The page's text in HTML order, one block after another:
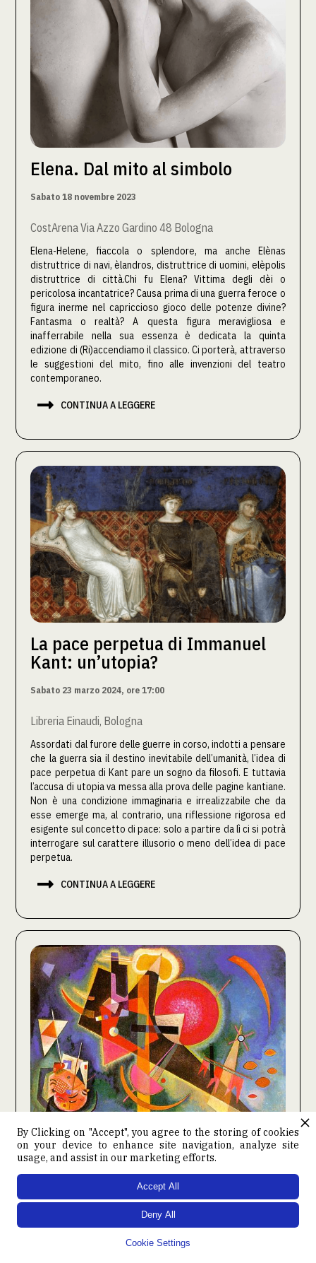
Elena. Dal mito al simbolo
Sabato 18 novembre 2023
CostArena Via Azzo Gardino 48 Bologna
Elena-Helene, fiaccola o splendore, ma anche Elènas
distruttrice di navi, èlandros, distruttrice di uomini, elèpolis
distruttrice di città.Chi fu Elena? Vittima degli dèi o
pericolosa incantatrice? Causa prima di una guerra feroce o
figura inerme nel capriccioso gioco delle potenze divine?
Fantasma o realtà? A questa figura meravigliosa e
inafferrabile nella sua essenza è dedicata la quinta
edizione di (Ri)accendiamo il classico. Ci porterà, attraverso
le suggestioni del mito, fino alle invenzioni del teatro
contemporaneo.
 CONTINUA A LEGGERE
La pace perpetua di Immanuel
Kant: un’utopia?
Sabato 23 marzo 2024, ore 17:00
Libreria Einaudi, Bologna
Assordati dal furore delle guerre in corso, indotti a pensare
che la guerra sia il destino inevitabile dell’umanità, l’idea di
pace perpetua di Kant pare un sogno da filosofi. E tuttavia
l’accusa di utopia va messa alla prova delle pagine kantiane.
Non è una condizione immaginaria e irrealizzabile che da
esse emerge ma, al contrario, una riflessione rigorosa ed
esigente sul concetto di pace: solo a partire da lì ci si potrà
interrogare sul carattere illusorio o meno dell’idea di pace
perpetua.
 CONTINUA A LEGGERE
Nel tempo delle utopie radiose:
creazione e follia nella Russia
degli anni Venti
Libreria Einaudi, Bologna
By Clicking on "Accept", you agree to the storing of cookies
on your device to enhance site navigation, analyze site
usage, and assist in our marketing efforts.
Cookie Settings
Deny All
Accept All